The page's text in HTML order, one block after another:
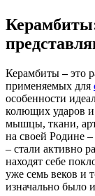
Керамбиты–это
применяемых для
особенности
колющих ударов
мышцы, ткани,
на своей Родине
– стали активно
находят себе
уже семь веков и
изначально было